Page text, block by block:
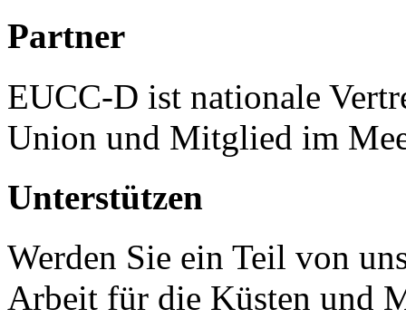
Partner
EUCC-D ist nationale
Union und Mitglied im
Unterstützen
Werden Sie ein Teil von
Arbeit für die Küsten und